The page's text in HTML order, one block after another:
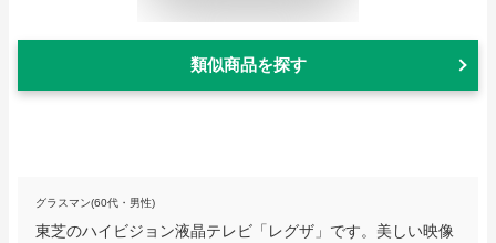
類似商品を探す
グラスマン(60代・男性)
東芝のハイビジョン液晶テレビ「レグザ」です。美しい映像